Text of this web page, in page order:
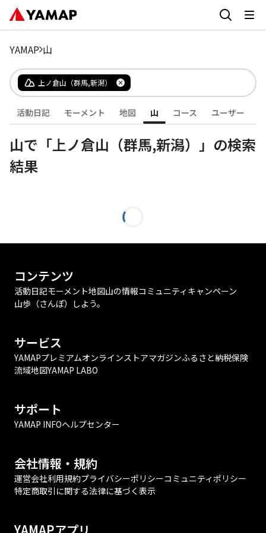
YAMAP 山
上ノ倉山（群馬,新潟）
活動日記 モーメント 地図 山 コース ユーザー
山で「上ノ倉山（群馬,新潟）」の検索
結果
コンテンツ
活動日記モーメント地図山の情報コミュニティ キャンペーン
山歩（さんぽ）しよう。
サービス
YAMAPプレミアムオンラインストアマガジンふるさと納税保険
流域地図YAMAP LABO
サポート
YAMAP INFOヘルプセンター
会社情報・規約
運営会社利用規約プライバシーポリシーコミュニティポリシー
特定商取引に関する法律に基づく表示